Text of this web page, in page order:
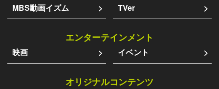
MBS動画イズム TVer
エンターテインメント
映画 イベント
オリジナルコンテンツ